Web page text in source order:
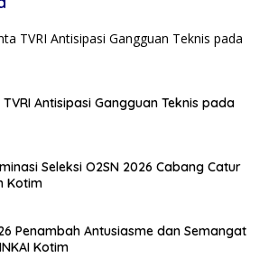
Antisipasi Gangguan Teknis pada
Seleksi O2SN 2026 Cabang Catur
Kotim
Penambah Antusiasme dan Semangat
Kotim